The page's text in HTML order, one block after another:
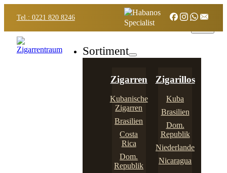
Tel.: 0221 820 8246
Sortiment
Zigarren
Kubanische
Zigarren
Brasilien
Costa
Rica
Dom.
Republik
Zigarillos
Kuba
Brasilien
Dom.
Republik
Niederlande
Nicaragua